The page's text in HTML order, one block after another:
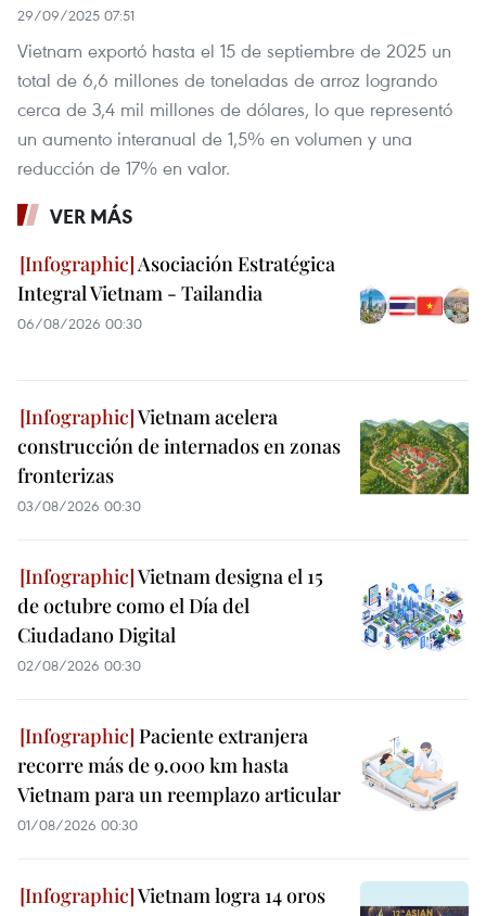
29/09/2025 07:51
Vietnam exportó hasta el 15 de septiembre de 2025 un
total de 6,6 millones de toneladas de arroz logrando
cerca de 3,4 mil millones de dólares, lo que representó
un aumento interanual de 1,5% en volumen y una
reducción de 17% en valor.
VER MÁS
Asociación Estratégica
Integral Vietnam - Tailandia
06/08/2026 00:30
Vietnam acelera
construcción de internados en zonas
fronterizas
03/08/2026 00:30
Vietnam designa el 15
de octubre como el Día del
Ciudadano Digital
02/08/2026 00:30
Paciente extranjera
recorre más de 9.000 km hasta
Vietnam para un reemplazo articular
01/08/2026 00:30
Vietnam logra 14 oros